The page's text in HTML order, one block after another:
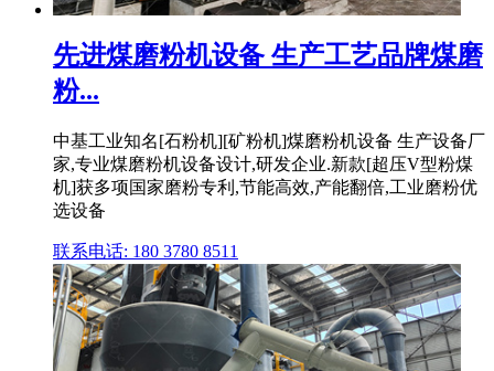
先进煤磨粉机设备 生产工艺品牌煤磨
粉...
中基工业知名[石粉机][矿粉机]煤磨粉机设备 生产设备厂
家,专业煤磨粉机设备设计,研发企业.新款[超压V型粉煤
机]获多项国家磨粉专利,节能高效,产能翻倍,工业磨粉优
选设备
联系电话: 180 3780 8511